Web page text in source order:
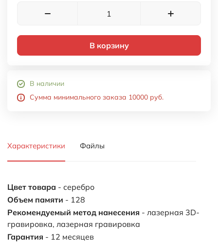
В корзину
В наличии
Сумма минимального заказа 10000 руб.
Характеристики Файлы
Цвет товара - серебро
Объем памяти - 128
Рекомендуемый метод нанесения - лазерная 3D-
гравировка, лазерная гравировка
Гарантия - 12 месяцев